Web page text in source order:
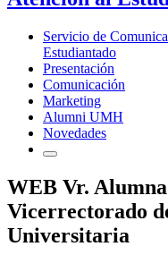
Servicio de
Estudiantado
Presentación
Comunicación
Marketing
Alumni UMH
Novedades
WEB Vr.
Vicerrectorado
Universitaria